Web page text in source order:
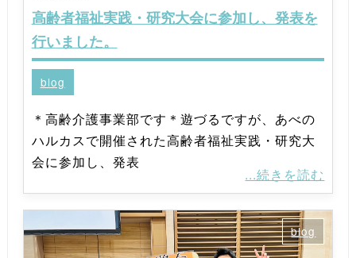
高齢者福祉実践・研究大会に参加し、発表を
行いました。
blog
＊高齢介護事業部です＊遊づるですが、あべの
ハルカスで開催された高齢者福祉実践・研究大
会に参加し、発表
...続きを読む
blog